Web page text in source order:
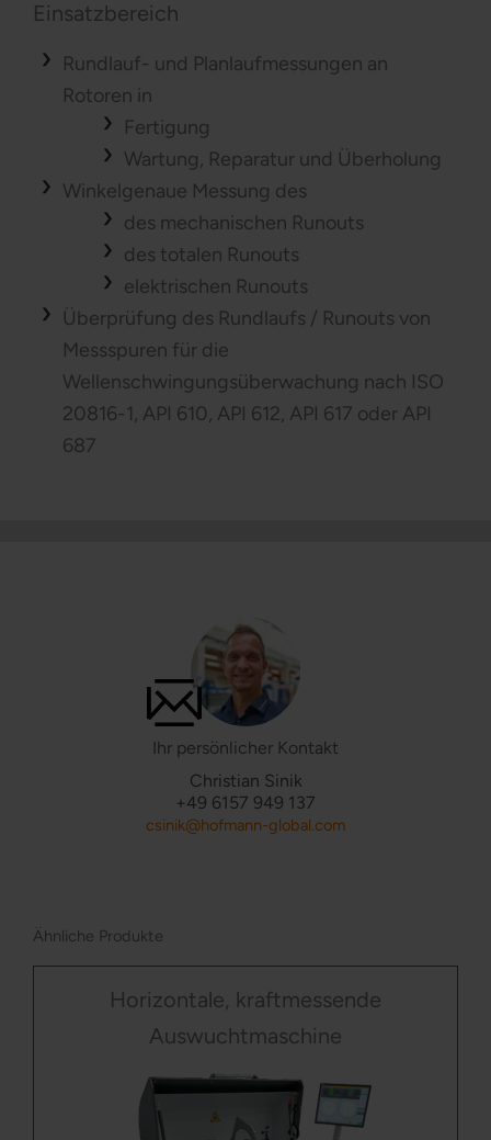
Einsatzbereich
Rundlauf- und Planlaufmessungen an
Rotoren in
Fertigung
Wartung, Reparatur und Überholung
Winkelgenaue Messung des
des mechanischen Runouts
des totalen Runouts
elektrischen Runouts
Überprüfung des Rundlaufs / Runouts von
Messspuren für die
Wellenschwingungsüberwachung nach ISO
20816-1, API 610, API 612, API 617 oder API
687
Ihr persönlicher Kontakt
Christian Sinik
+49 6157 949 137
csinik@hofmann-global.com
Ähnliche Produkte
Horizontale, kraftmessende
Auswuchtmaschine